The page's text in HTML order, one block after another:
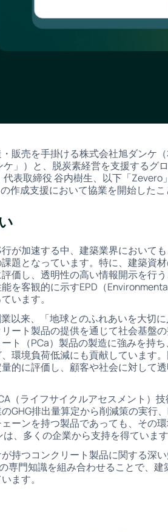
販売を手掛ける株式会社旭ダンケ
」）と、脱炭素経営を支援するグ
表取締役 谷内樹生、以下「
作成支援において協業を開始したこ
が加速する中、建築業界において
題となっています。特に、建築資
価し、透明性の高い情報開示を行
を客観的に示すEPD（
います。
以来、「地球とのふれあいを大切
ート製品の提供を通じて社会基盤
ト（PCa）製品の製造に強みを持
環境負荷低減にも貢献しています
的に評価し、顧客や社会に対して
（ライフサイクルアセスメント）
GHG排出量算定から削減策の実行
ーンを持つ製品であっても、その
、多くの企業から支持を得ています
持つコンクリート製品に関する深
専門知識を組み合わせることで、
ます。